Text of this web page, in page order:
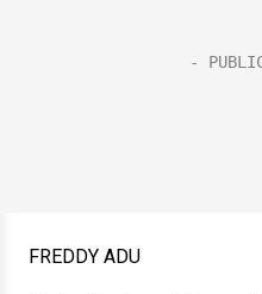
FREDDY ADU